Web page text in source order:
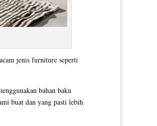
jenis furniture seperti
bahan baku
buat dan yang pasti lebih